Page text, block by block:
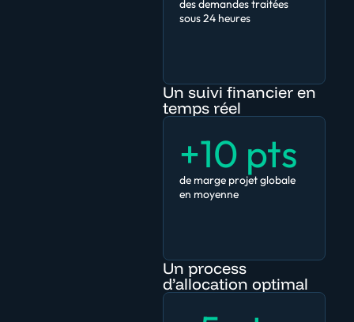
des demandes traitées
sous 24 heures
Un suivi financier en
temps réel
+10 pts
de marge projet globale
en moyenne
Un process
d’allocation optimal